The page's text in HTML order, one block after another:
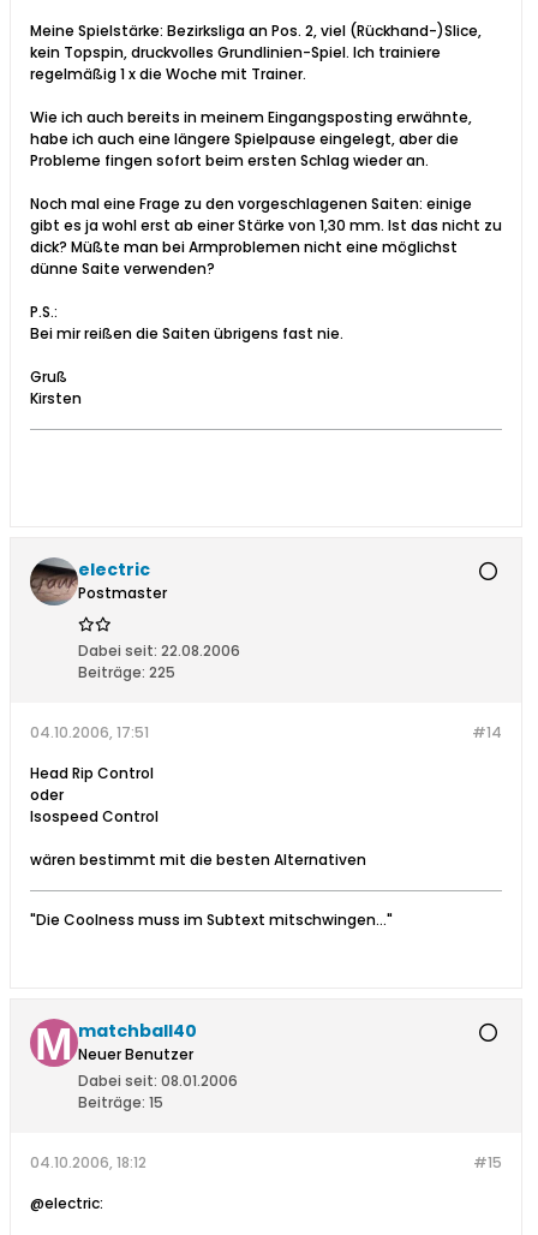
Meine Spielstärke: Bezirksliga an Pos. 2, viel (Rückhand-)Slice,
kein Topspin, druckvolles Grundlinien-Spiel. Ich trainiere
regelmäßig 1 x die Woche mit Trainer.
Wie ich auch bereits in meinem Eingangsposting erwähnte,
habe ich auch eine längere Spielpause eingelegt, aber die
Probleme fingen sofort beim ersten Schlag wieder an.
Noch mal eine Frage zu den vorgeschlagenen Saiten: einige
gibt es ja wohl erst ab einer Stärke von 1,30 mm. Ist das nicht zu
dick? Müßte man bei Armproblemen nicht eine möglichst
dünne Saite verwenden?
P.S.:
Bei mir reißen die Saiten übrigens fast nie.
Gruß
Kirsten
electric
Postmaster
Dabei seit: 22.08.2006
Beiträge: 225
#14
04.10.2006, 17:51
Head Rip Control
oder
Isospeed Control
wären bestimmt mit die besten Alternativen
"Die Coolness muss im Subtext mitschwingen..."
matchball40
Neuer Benutzer
Dabei seit: 08.01.2006
Beiträge: 15
#15
04.10.2006, 18:12
@electric: